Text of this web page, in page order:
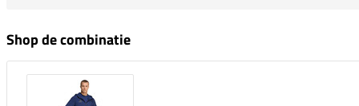
Shop de combinatie